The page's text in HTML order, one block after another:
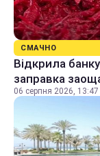
СМАЧНО
Відкрила
заправка
06 серпня 2026, 13:47